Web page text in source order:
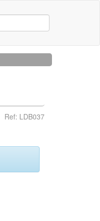
Ref: LDB037